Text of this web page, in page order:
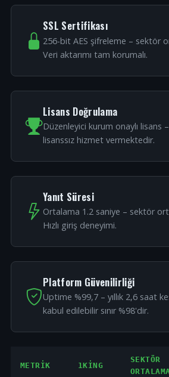
SSL Sertifikası
256-bit AES şifreleme – sektör
Veri aktarımı tam korumalı.
Lisans Doğrulama
Düzenleyici kurum onaylı lisans
lisanssız hizmet vermektedir.
Yanıt Süresi
Ortalama 1.2 saniye – sektör
Hızlı giriş deneyimi.
Platform Güvenilirliği
Uptime %99,7 – yıllık 2,6 saat
kabul edilebilir sınır %98'dir.
METRIK 1KING
SEKTÖR